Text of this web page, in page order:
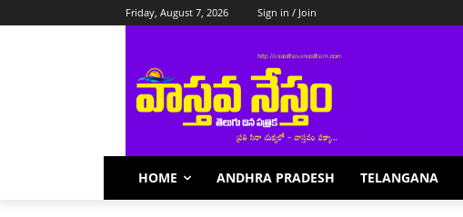
Friday, August 7, 2026 Sign in / Join
HOME ANDHRA PRADESH TELANGANA